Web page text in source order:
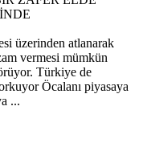
üzerinden atlanarak
vermesi mümkün
Türkiye de
Öcalanı piyasaya
...